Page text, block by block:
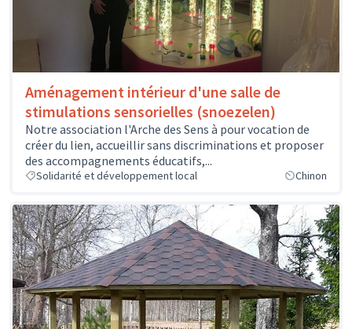
Aménagement intérieur d'une salle de
stimulations sensorielles (snoezelen)
Notre association l'Arche des Sens à pour vocation de
créer du lien, accueillir sans discriminations et proposer
des accompagnements éducatifs,...
Solidarité et développement local Chinon